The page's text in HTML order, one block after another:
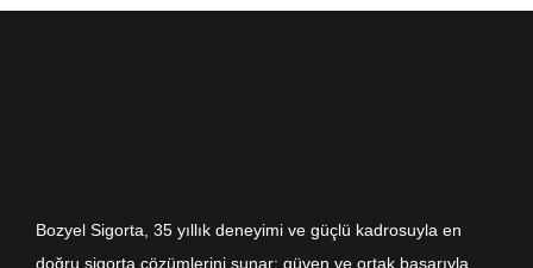
Bozyel Sigorta, 35 yıllık deneyimi ve güçlü kadrosuyla en
doğru sigorta çözümlerini sunar; güven ve ortak başarıyla